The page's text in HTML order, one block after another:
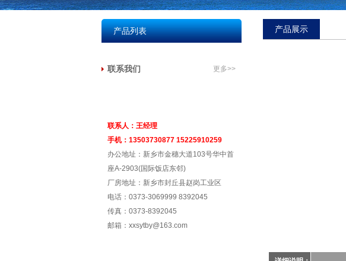
产品列表
联系我们 更多>>
联系人：王经理
手机：13503730877 15225910259
办公地址：新乡市金穗大道103号华中首
座A-2903(国际饭店东邻)
厂房地址：新乡市封丘县赵岗工业区
电话：0373-3069999 8392045
传真：0373-8392045
邮箱：xxsytby@163.com
产品展示